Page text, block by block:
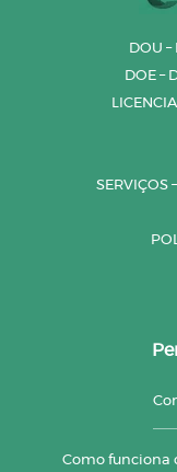
DOU
DOE –
SERVIÇOS
Como funciona